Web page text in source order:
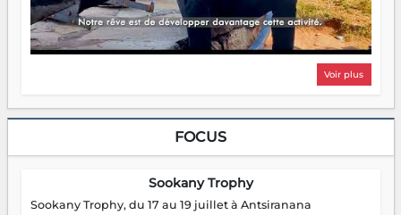
Voir plus
FOCUS
Sookany Trophy
Sookany Trophy, du 17 au 19 juillet à Antsiranana